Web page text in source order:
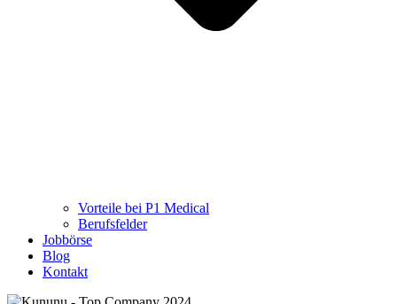
Vorteile bei P1 Medical
Berufsfelder
Jobbörse
Blog
Kontakt